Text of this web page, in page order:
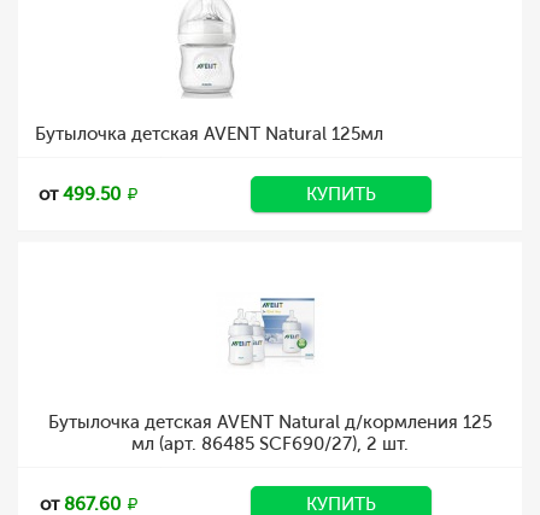
Бутылочка детская AVENT Natural 125мл
от499.50 КУПИТЬ
Бутылочка детская AVENT Natural д/кормления 125
мл (арт. 86485 SCF690/27), 2 шт.
от867.60 КУПИТЬ